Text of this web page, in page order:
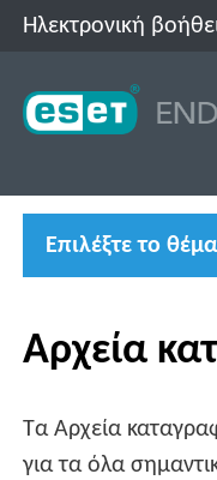
Ηλεκτρονική
Επιλέξτε το θέμα
Αρχεία
Τα Αρχεία
για τα όλα